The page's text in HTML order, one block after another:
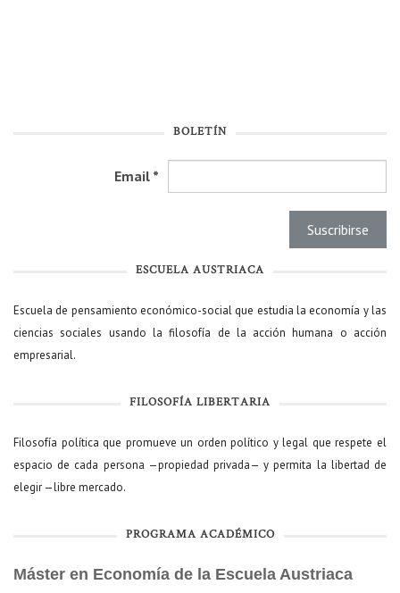
BOLETÍN
Email *
ESCUELA AUSTRIACA
Escuela de pensamiento económico-social que estudia la economía y las
ciencias sociales usando la filosofía de la acción humana o acción
empresarial.
FILOSOFÍA LIBERTARIA
Filosofía política que promueve un orden político y legal que respete el
espacio de cada persona —propiedad privada— y permita la libertad de
elegir —libre mercado.
PROGRAMA ACADÉMICO
Máster en Economía de la Escuela Austriaca